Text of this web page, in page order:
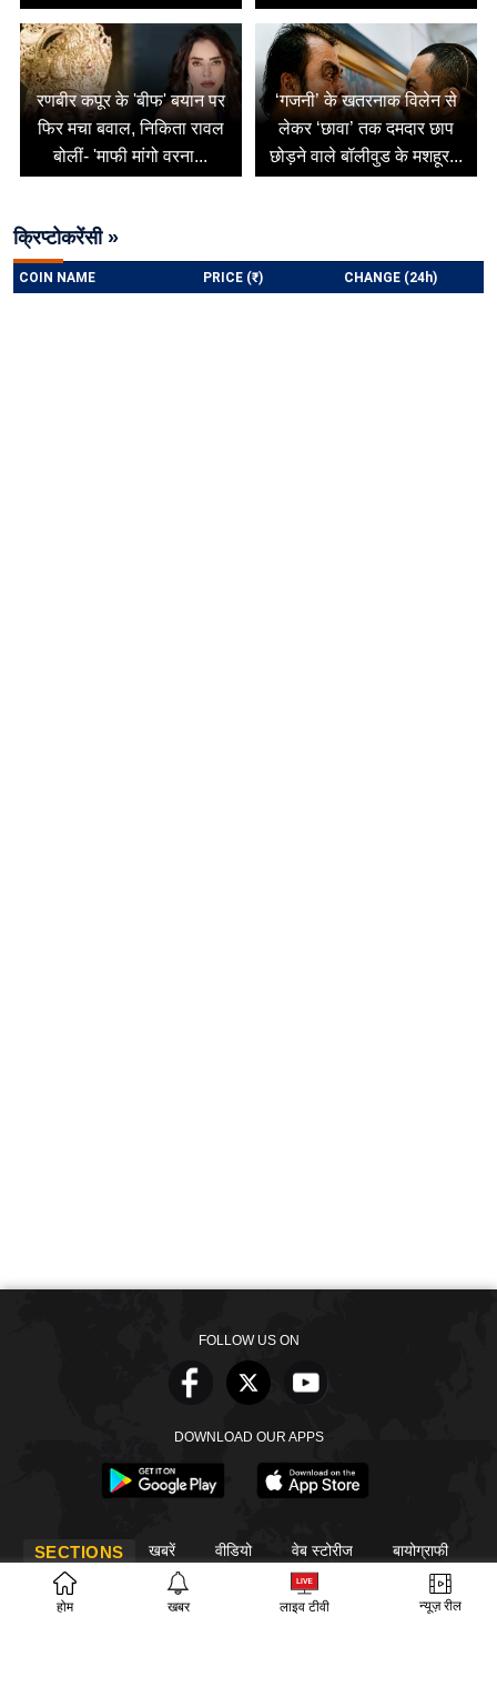
रणबीर कपूर के 'बीफ' बयान पर
फिर मचा बवाल, निकिता रावल
बोलीं- 'माफी मांगो वरना...
‘गजनी’ के खतरनाक विलेन से
लेकर ‘छावा’ तक दमदार छाप
छोड़ने वाले बॉलीवुड के मशहूर...
क्रिप्टोकरेंसी »
होम खबर लाइव टीवी न्यूज़ रील
FOLLOW US ON
DOWNLOAD OUR APPS
SECTIONS खबरें वीडियो वेब स्टोरीज बायोग्राफी
ईपेपर गूगल समाचार